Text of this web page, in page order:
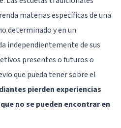
materias específicas de una
determinado y en un
independientemente de sus
presentes o futuros o
que pueda tener sobre el
pierden experiencias
no se pueden encontrar en